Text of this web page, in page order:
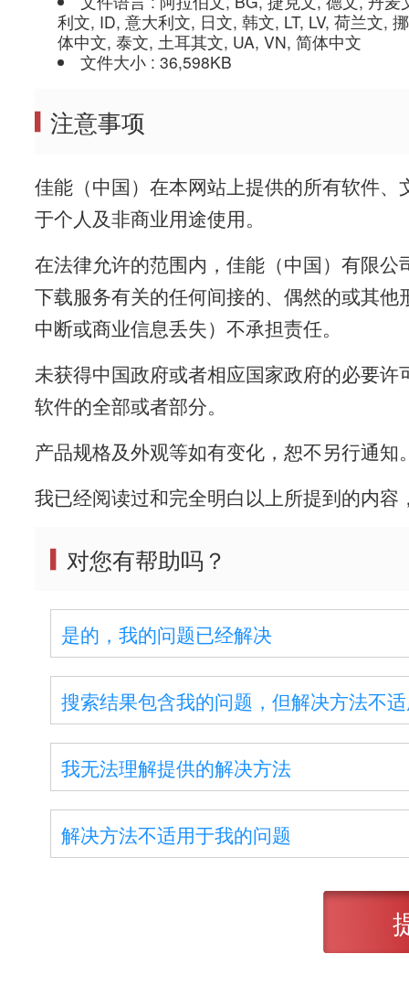
利文, ID, 意大利文, 日文, 韩文, LT, LV, 荷兰文,
体中文, 泰文, 土耳其文, UA, VN, 简体中文
文件大小 : 36,598KB
注意事项
佳能（中国）在本网站上提供的所有软件、
于个人及非商业用途使用。
在法律允许的范围内，佳能（中国）有限
下载服务有关的任何间接的、偶然的或其
中断或商业信息丢失）不承担责任。
未获得中国政府或者相应国家政府的必要
软件的全部或者部分。
产品规格及外观等如有变化，恕不另行通知
我已经阅读过和完全明白以上所提到的内
对您有帮助吗？
是的，我的问题已经解决
搜索结果包含我的问题，但解决方法不
我无法理解提供的解决方法
解决方法不适用于我的问题